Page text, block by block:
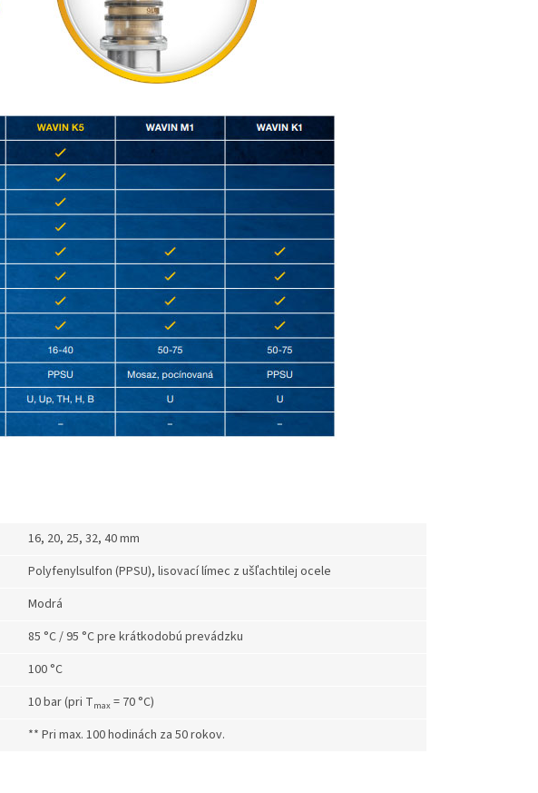
16, 20, 25, 32, 40 mm
Polyfenylsulfon (PPSU), lisovací límec z ušľachtilej ocele
Modrá
85 °C / 95 °C pre krátkodobú prevádzku
100 °C
10 bar (pri Tmax = 70 °C)
** Pri max. 100 hodinách za 50 rokov.